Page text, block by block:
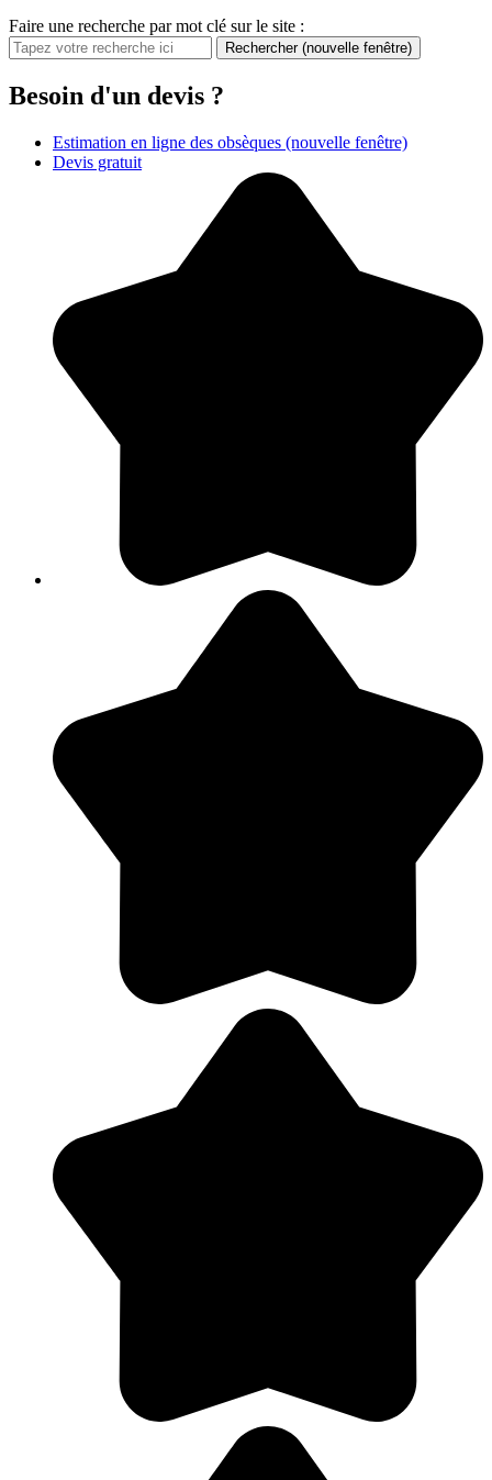
Faire une recherche par mot clé sur le site :
Rechercher (nouvelle fenêtre)
Besoin d'un devis ?
Estimation en ligne des obsèques (nouvelle fenêtre)
Devis gratuit